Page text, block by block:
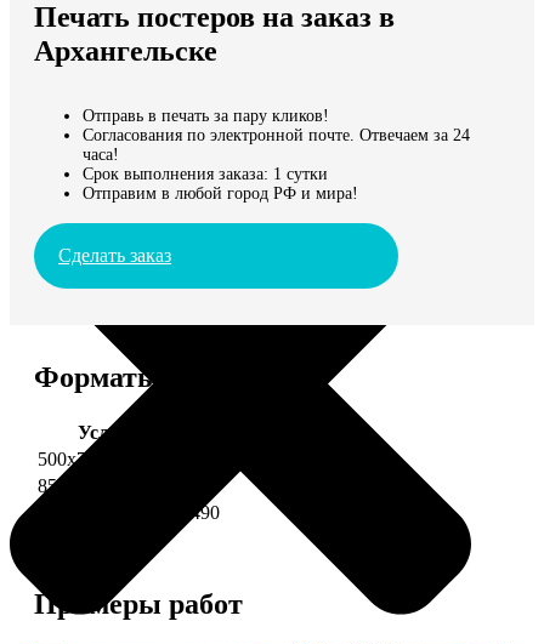
Мы доставляем по всему миру
Продолжить без города
Печать постеров на заказ в
Архангельске
Отправь в печать за пару кликов!
Согласования по электронной почте. Отвечаем за 24
часа!
Срок выполнения заказа: 1 сутки
Отправим в любой город РФ и мира!
Сделать заказ
Форматы и цены
Услуга
500х700 глянец
850х600 глянец
5490
Примеры работ